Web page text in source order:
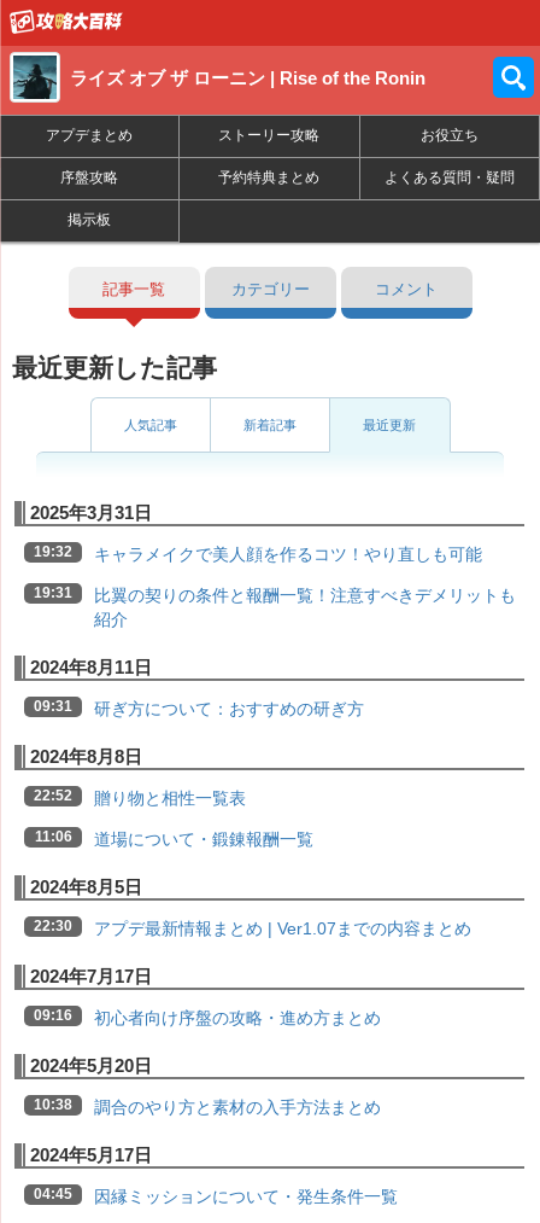
ライズ オブ ザ ローニン | Rise of the Ronin
アプデまとめ ストーリー攻略 お役立ち
序盤攻略 予約特典まとめ よくある質問・疑問
掲示板
記事一覧 カテゴリー コメント
最近更新した記事
人気記事 新着記事 最近更新
2025年3月31日
19:32 キャラメイクで美人顔を作るコツ！やり直しも可能
19:31
比翼の契りの条件と報酬一覧！注意すべきデメリットも
紹介
2024年8月11日
09:31 研ぎ方について：おすすめの研ぎ方
2024年8月8日
22:52 贈り物と相性一覧表
11:06 道場について・鍛錬報酬一覧
2024年8月5日
22:30 アプデ最新情報まとめ | Ver1.07までの内容まとめ
2024年7月17日
09:16 初心者向け序盤の攻略・進め方まとめ
2024年5月20日
10:38 調合のやり方と素材の入手方法まとめ
2024年5月17日
04:45 因縁ミッションについて・発生条件一覧